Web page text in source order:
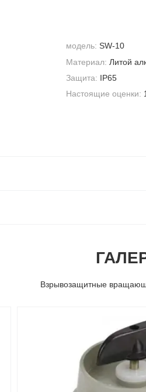
модель: SW-10
Материал: Литой
Защита: IP65
Настоящие оценки:
Взрывозащитные